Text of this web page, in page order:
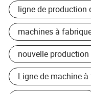
ligne de production
machines à
nouvelle production
Ligne de machine